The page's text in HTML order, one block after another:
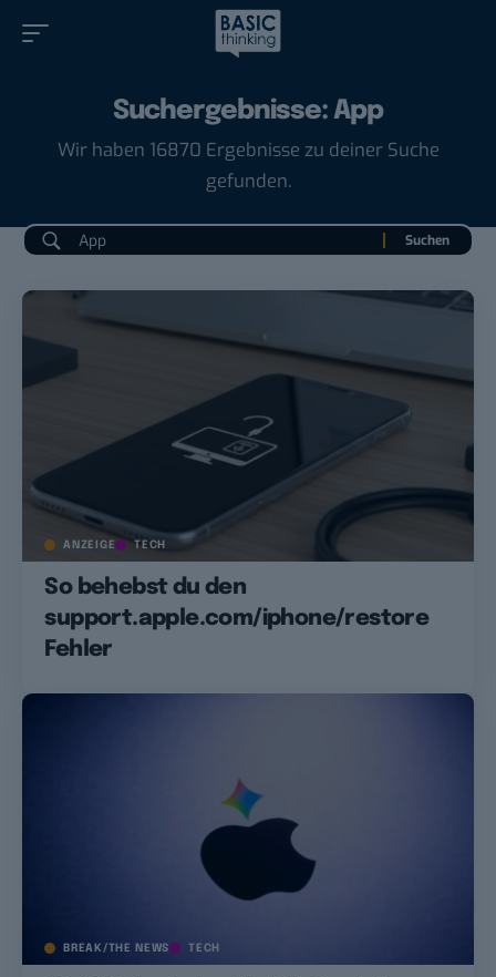
Suchergebnisse: App
Wir haben 16870 Ergebnisse zu deiner Suche
gefunden.
ANZEIGE TECH
So behebst du den
support.apple.com/iphone/restore
Fehler
BREAK/THE NEWS TECH